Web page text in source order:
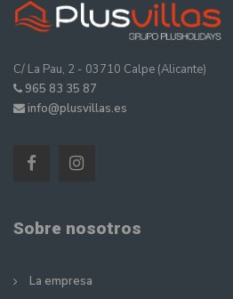
C/ La Pau, 2 - 03710 Calpe (Alicante)
965 83 35 87
info@plusvillas.es
Sobre nosotros
La empresa